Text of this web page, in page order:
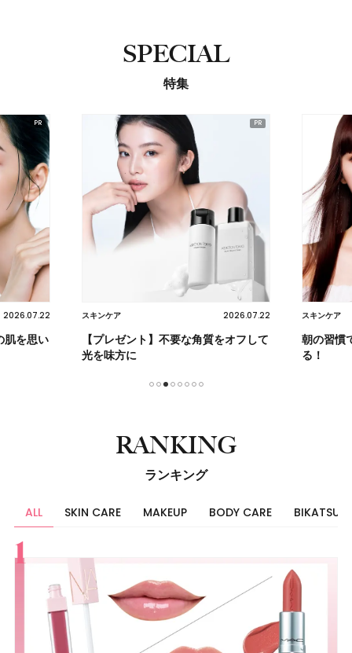
SPECIAL
特集
2026.07.22
肌を思い
スキンケア 2026.07.22
【プレゼント】不要な角質をオフして
光を味方に
スキンケア
朝の習慣
る！
RANKING
ランキング
ALL SKIN CARE MAKEUP BODY CARE BIKATSU
すべて
スキンケア
メイク
ボディケア
美活
ヘア
ライフスタイル
ビューティーズ